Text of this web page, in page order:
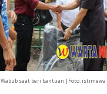
Wabub saat beri bantuan |Foto: istimewa